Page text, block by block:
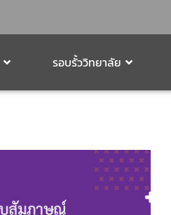
รอบรั้ววิทยาลัย